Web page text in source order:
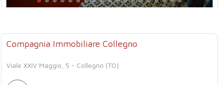
Compagnia Immobiliare Collegno
Viale XXIV Maggio, 5 - Collegno (TO)